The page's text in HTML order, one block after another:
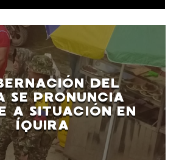
DEL
SE PRONUNCIA
A SITUACIÓN EN
ÍQUIRA